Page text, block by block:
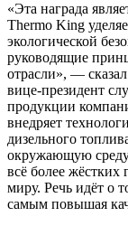
«Эта награда
Thermo King
экологической
руководящие
отрасли», —
вице-президент
продукции
внедряет
дизельного
окружающую
всё более жёстких
миру. Речь идёт о
самым повышая